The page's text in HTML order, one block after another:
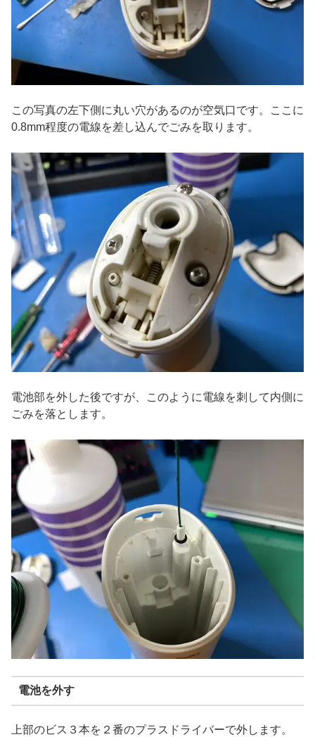
この写真の左下側に丸い穴があるのが空気口です。ここに
0.8mm程度の電線を差し込んでごみを取ります。
電池部を外した後ですが、このように電線を刺して内側に
ごみを落とします。
電池を外す
上部のビス３本を２番のプラスドライバーで外します。